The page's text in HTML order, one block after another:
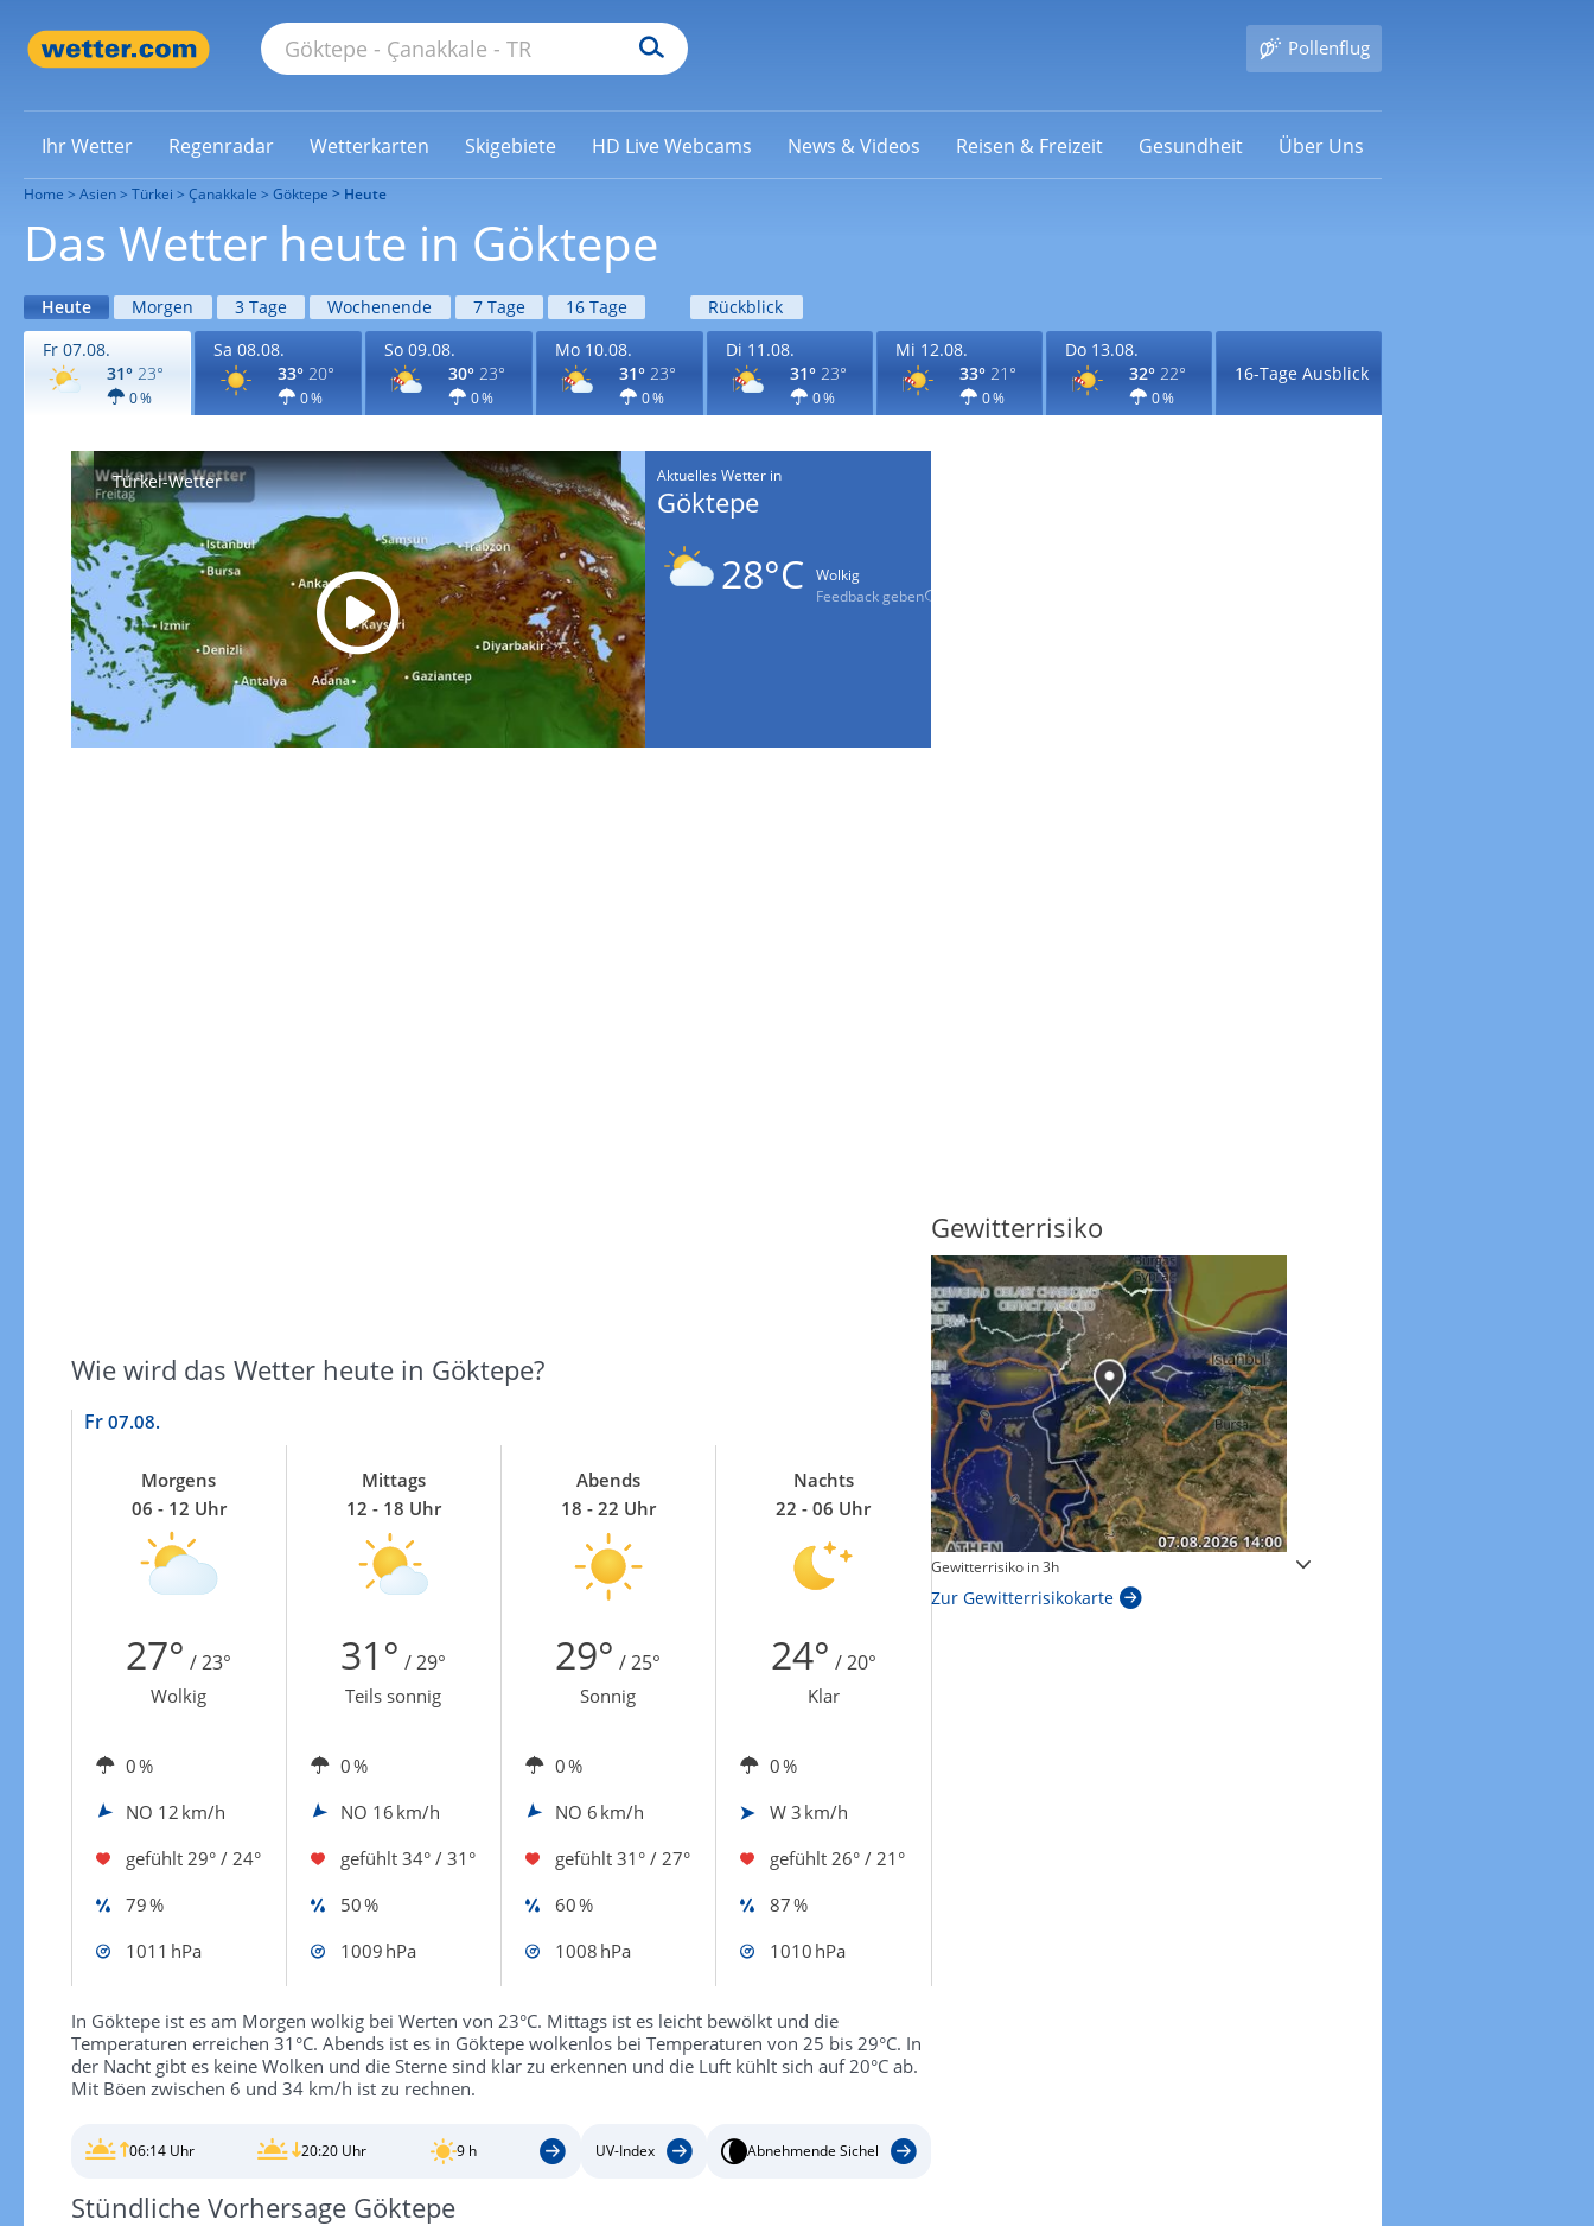
Pollenflug
Ihr Wetter Regenradar Wetterkarten Skigebiete HD Live Webcams News & Videos Reisen & Freizeit Gesundheit Über Uns
Home Asien Türkei Çanakkale Göktepe Heute
Das Wetter heute in Göktepe
Heute Morgen 3 Tage Wochenende 7 Tage 16 Tage
Rückblick
Fr 07.08.
31° 23°
0 %
Sa 08.08.
33° 20°
0 %
So 09.08.
30° 23°
0 %
Mo 10.08.
31° 23°
0 %
Di 11.08.
31° 23°
0 %
Mi 12.08.
33° 21°
0 %
Do 13.08.
32° 22°
0 %
16-Tage Ausblick
Türkei-Wetter Aktuelles Wetter in
Göktepe
28°C
Wolkig
Feedback geben
Wie wird das Wetter heute in Göktepe?
Fr 07.08.
Morgens
06 - 12 Uhr
Mittags
12 - 18 Uhr
Abends
18 - 22 Uhr
Nachts
22 - 06 Uhr
27° / 23° 31° / 29° 29° / 25° 24° / 20°
Wolkig Teils sonnig Sonnig Klar
0 % 0 % 0 %
0 %
NO 12 km/h NO 16 km/h NO 6 km/h W 3 km/h
gefühlt 29° / 24° gefühlt 34° / 31° gefühlt 31° / 27° gefühlt 26° / 21°
79 %
50 % 60 %
87 %
1011 hPa
1009 hPa 1008 hPa 1010 hPa
In Göktepe ist es am Morgen wolkig bei Werten von 23°C. Mittags ist es leicht bewölkt und die
Temperaturen erreichen 31°C. Abends ist es in Göktepe wolkenlos bei Temperaturen von 25 bis 29°C. In
der Nacht gibt es keine Wolken und die Sterne sind klar zu erkennen und die Luft kühlt sich auf 20°C ab.
Mit Böen zwischen 6 und 34 km/h ist zu rechnen.
06:14 Uhr 20:20 Uhr 9 h UV-Index Abnehmende Sichel
Stündliche Vorhersage Göktepe
Windgeschwindigkeiten in 3h
Zur Windgeschwindigkeitenkarte
Sonnenschein heute
Zur Sonnenscheindauerkarte
Gewitterrisiko
Gewitterrisiko in 3h
Zur Gewitterrisikokarte
Windböen heute